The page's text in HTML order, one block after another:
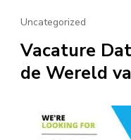
enter)Uncategorized
Vacature
de Wereld